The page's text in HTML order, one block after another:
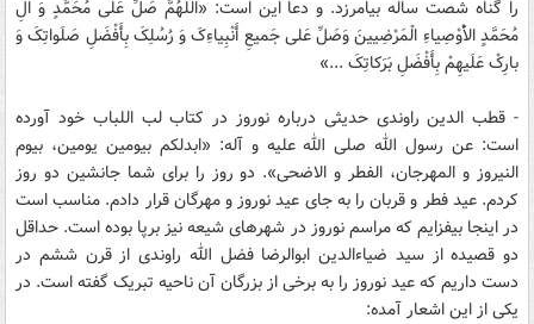
را گناه شصت ساله بيامرزد. و دعا اين است: «اللّهُمَّ صَلِّ عَلى مُحَمَّدٍ وَ الِ
مُحَمَّدٍ الاَْْوْصِياءِ الْمَرْضِيينَ وَصَلِّ عَلى جَميعِ أَنْبِياءِکَ وَ رُسُلِکَ بِأَفْضَلِ صَلَواتِکَ وَ
بارِکْ عَلَيهِمْ بِأَفْضَلِ بَرَکاتِکَ ...»
- قطب الدين راوندى حديثى درباره نوروز در کتاب لب اللباب خود آورده
است: عن رسول الله صلى الله عليه و آله: «ابدلکم بيومين يومين، بيوم
النيروز و المهرجان، الفطر و الاضحى». دو روز را براى شما جانشين دو روز
کردم. عيد فطر و قربان را به جاى عيد نوروز و مهرگان قرار دادم. مناسب است
در اينجا بيفزايم که مراسم نوروز در شهرهاى شيعه نيز برپا بوده است. حداقل
دو قصيده از سيد ضياءالدين ابوالرضا فضل الله راوندى از قرن ششم در
دست داريم که عيد نوروز را به برخى از بزرگان آن ناحيه تبريک گفته است. در
يکى از اين اشعار آمده: